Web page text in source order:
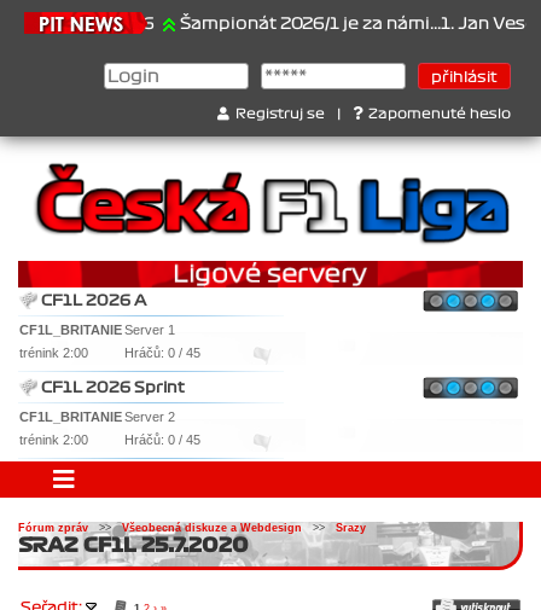
21.6.2026 Šampionát 2026/1 je za námi...1. Jan Veselý ,
Registruj se Zapomenuté heslo
CF1L 2026 A
CF1L_BRITANIEServer 1
trénink 2:00
Hráčů: 0 / 45
CF1L 2026 Sprint
CF1L_BRITANIEServer 2
trénink 2:00
Hráčů: 0 / 45
Fórum zpráv >>Všeobecná diskuze a Webdesign >> Srazy
SRAZ CF1L 25.7.2020
Seřadit: